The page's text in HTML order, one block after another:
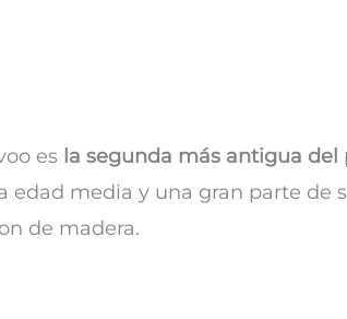
es la segunda más antigua del
edad media y una gran parte de
de madera.